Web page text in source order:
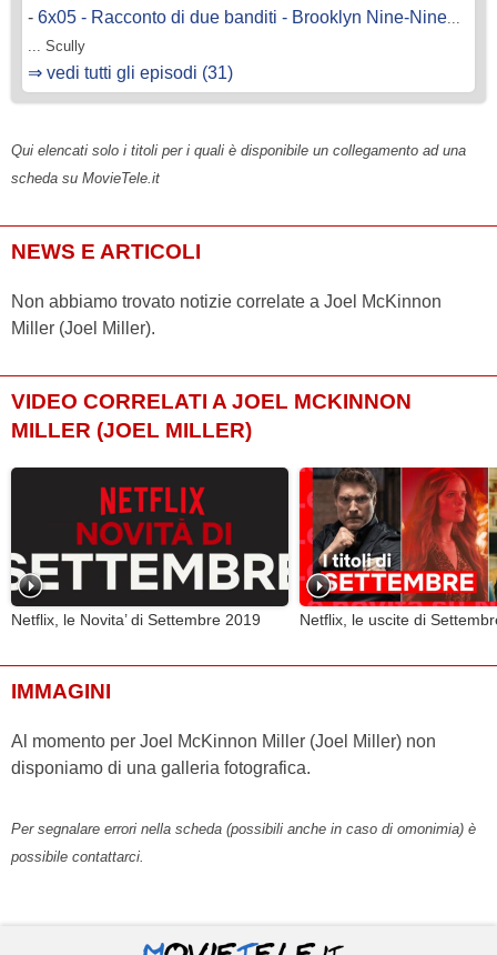
- 6x05 - Racconto di due banditi - Brooklyn Nine-Nine
... Scully
⇒ vedi tutti gli episodi (31)
Qui elencati solo i titoli per i quali è disponibile un collegamento ad una
scheda su MovieTele.it
NEWS E ARTICOLI
Non abbiamo trovato notizie correlate a Joel McKinnon
Miller (Joel Miller).
VIDEO CORRELATI A JOEL MCKINNON
MILLER (JOEL MILLER)
Netflix, le Novita’ di Settembre 2019 Netflix, le uscite di
IMMAGINI
Al momento per Joel McKinnon Miller (Joel Miller) non
disponiamo di una galleria fotografica.
Per segnalare errori nella scheda (possibili anche in caso di omonimia) è
possibile contattarci.